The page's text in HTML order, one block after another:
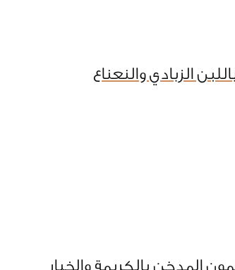
الزبادي والنعناع
المدخن بالكريمة والخيار